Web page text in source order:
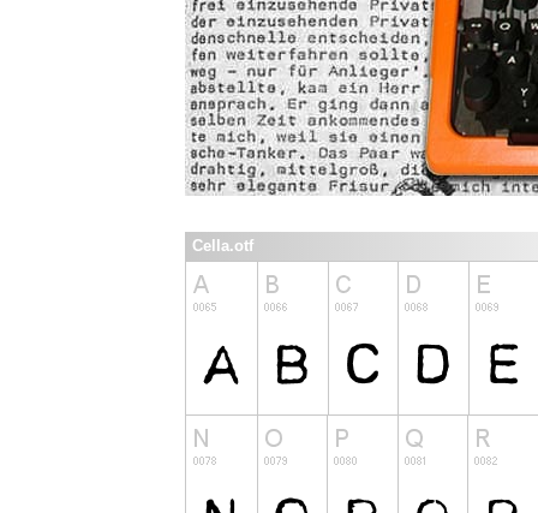
Cella.otf